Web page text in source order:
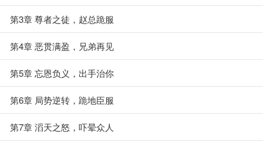
第3章 尊者之徒，赵总跪服
第4章 恶贯满盈，兄弟再见
第5章 忘恩负义，出手治你
第6章 局势逆转，跪地臣服
第7章 滔天之怒，吓晕众人